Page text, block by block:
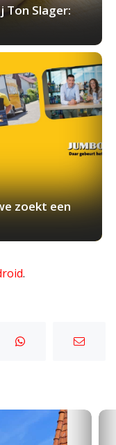
Ton Slager:
zoekt een
.